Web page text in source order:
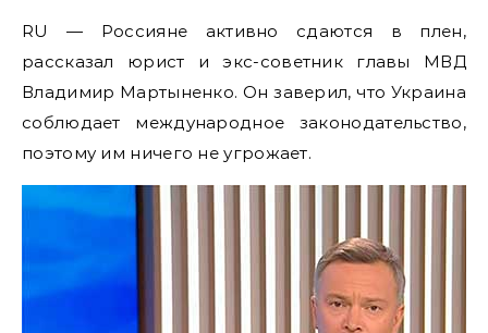
RU — Россияне активно сдаются в плен,
рассказал юрист и экс-советник главы МВД
Владимир Мартыненко. Он заверил, что Украина
соблюдает международное законодательство,
поэтому им ничего не угрожает.